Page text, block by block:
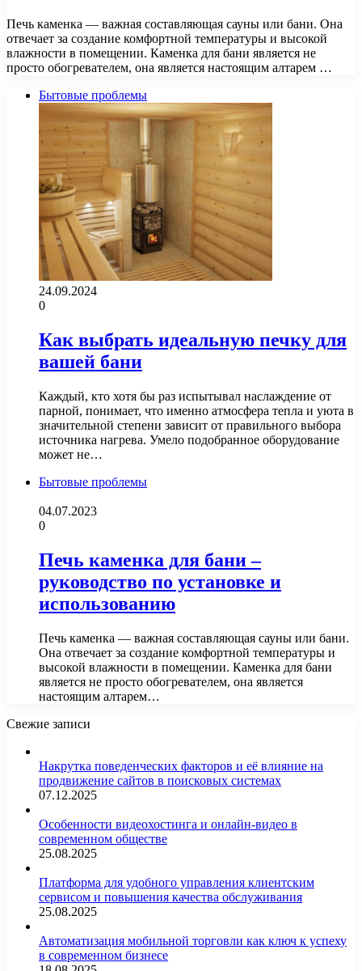
Печь каменка — важная составляющая сауны или бани. Она
отвечает за создание комфортной температуры и высокой
влажности в помещении. Каменка для бани является не
просто обогревателем, она является настоящим алтарем …
Бытовые проблемы
24.09.2024
0
Как выбрать идеальную печку для
вашей бани
Каждый, кто хотя бы раз испытывал наслаждение от
парной, понимает, что именно атмосфера тепла и уюта в
значительной степени зависит от правильного выбора
источника нагрева. Умело подобранное оборудование
может не…
Бытовые проблемы
04.07.2023
0
Печь каменка для бани –
руководство по установке и
использованию
Печь каменка — важная составляющая сауны или бани.
Она отвечает за создание комфортной температуры и
высокой влажности в помещении. Каменка для бани
является не просто обогревателем, она является
настоящим алтарем…
Свежие записи
Накрутка поведенческих факторов и её влияние на
продвижение сайтов в поисковых системах
07.12.2025
Особенности видеохостинга и онлайн-видео в
современном обществе
25.08.2025
Платформа для удобного управления клиентским
сервисом и повышения качества обслуживания
25.08.2025
Автоматизация мобильной торговли как ключ к успеху
в современном бизнесе